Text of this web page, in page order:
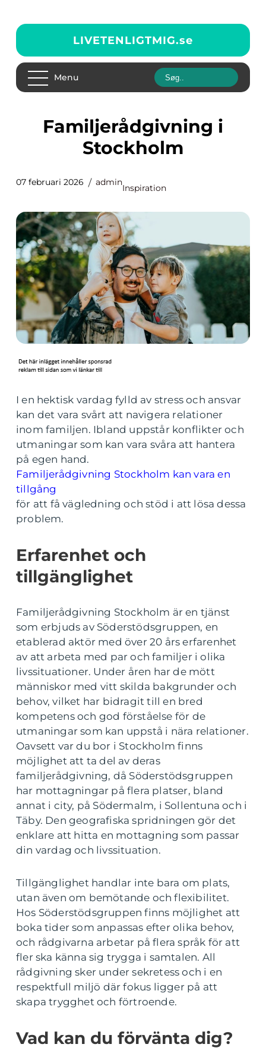
LIVETENLIGTMIG.se
Menu
Familjerådgivning i
Stockholm
07 februari 2026 admin
Inspiration
I en hektisk vardag fylld av stress och ansvar
kan det vara svårt att navigera relationer
inom familjen. Ibland uppstår konflikter och
utmaningar som kan vara svåra att hantera
på egen hand.
Familjerådgivning Stockholm kan vara en
tillgång
för att få vägledning och stöd i att lösa dessa
problem.
Erfarenhet och
tillgänglighet
Familjerådgivning Stockholm är en tjänst
som erbjuds av Söderstödsgruppen, en
etablerad aktör med över 20 års erfarenhet
av att arbeta med par och familjer i olika
livssituationer. Under åren har de mött
människor med vitt skilda bakgrunder och
behov, vilket har bidragit till en bred
kompetens och god förståelse för de
utmaningar som kan uppstå i nära relationer.
Oavsett var du bor i Stockholm finns
möjlighet att ta del av deras
familjerådgivning, då Söderstödsgruppen
har mottagningar på flera platser, bland
annat i city, på Södermalm, i Sollentuna och i
Täby. Den geografiska spridningen gör det
enklare att hitta en mottagning som passar
din vardag och livssituation.
Tillgänglighet handlar inte bara om plats,
utan även om bemötande och flexibilitet.
Hos Söderstödsgruppen finns möjlighet att
boka tider som anpassas efter olika behov,
och rådgivarna arbetar på flera språk för att
fler ska känna sig trygga i samtalen. All
rådgivning sker under sekretess och i en
respektfull miljö där fokus ligger på att
skapa trygghet och förtroende.
Vad kan du förvänta dig?